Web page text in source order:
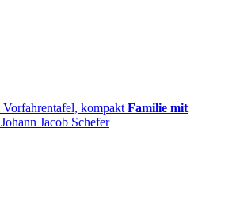
Vorfahrentafel, kompakt Familie mit
Johann Jacob Schefer